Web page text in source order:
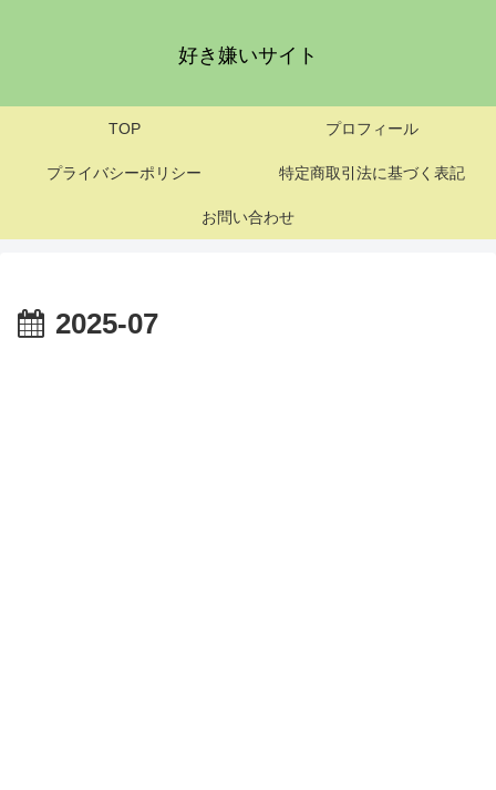
好き嫌いサイト
TOP プロフィール
プライバシーポリシー 特定商取引法に基づく表記
お問い合わせ
2025-07